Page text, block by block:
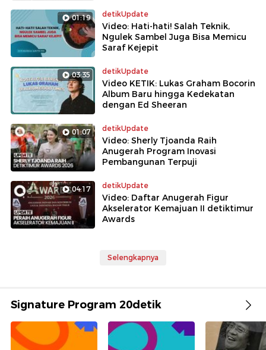
01:19 detikUpdate
Video: Hati-hati! Salah Teknik,
Ngulek Sambel Juga Bisa Memicu
Saraf Kejepit
03:35 detikUpdate
Video KETIK: Lukas Graham Bocorin
Album Baru hingga Kedekatan
dengan Ed Sheeran
01:07 detikUpdate
Video: Sherly Tjoanda Raih
Anugerah Program Inovasi
Pembangunan Terpuji
04:17 detikUpdate
Video: Daftar Anugerah Figur
Akselerator Kemajuan II detiktimur
Awards
Selengkapnya
Signature Program 20detik